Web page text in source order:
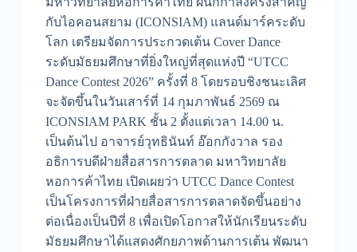
กับไอคอนสยาม (ICONSIAM) แลนด์มาร์คระดับ
โลก เตรียมจัดการประกวดเต้น Cover Dance
ระดับมัธยมศึกษาที่ยิ่งใหญ่ที่สุดแห่งปี “UTCC
Dance Contest 2026” ครั้งที่ 8 โดยรอบชิงชนะเลิศ
จะจัดขึ้นในวันเสาร์ที่ 14 กุมภาพันธ์ 2569 ณ
ICONSIAM PARK ชั้น 2 ตั้งแต่เวลา 14.00 น.
เป็นต้นไป อาจารย์วุทธินันท์ อ๊อกกังวาล รอง
อธิการบดีฝ่ายสื่อสารการตลาด มหาวิทยาลัย
หอการค้าไทย เปิดเผยว่า UTCC Dance Contest
เป็นโครงการที่ฝ่ายสื่อสารการตลาดจัดขึ้นอย่าง
ต่อเนื่องเป็นปีที่ 8 เพื่อเปิดโอกาสให้นักเรียนระดับ
มัธยมศึกษาได้แสดงศักยภาพด้านการเต้น พัฒนา